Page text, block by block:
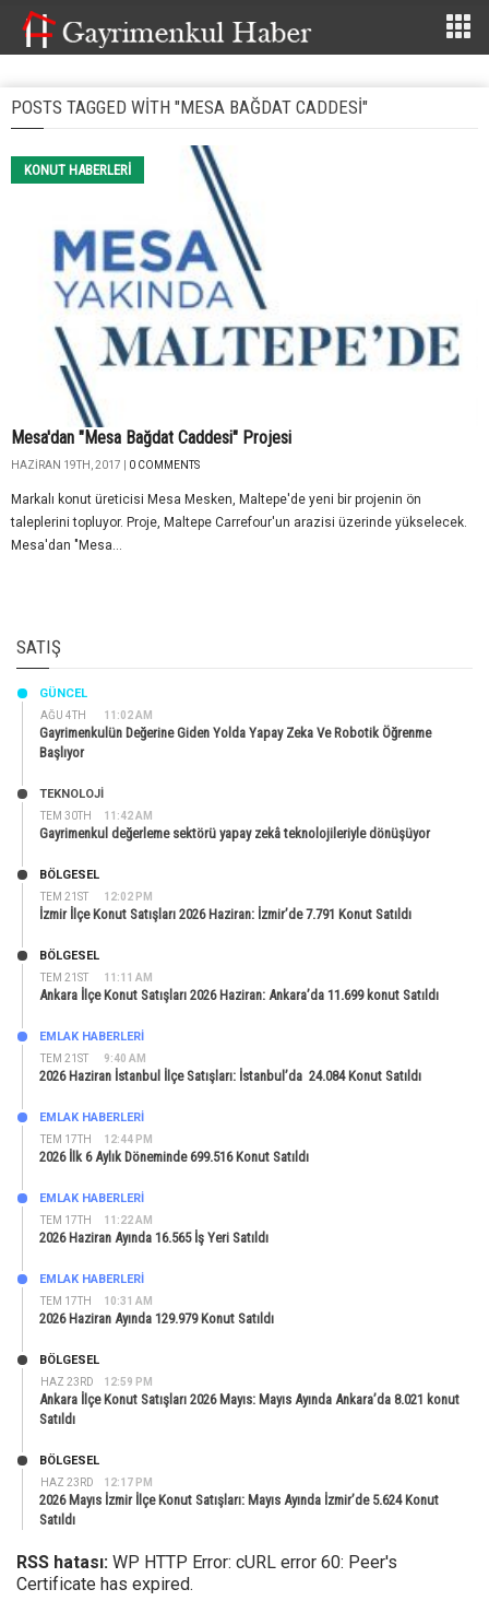
POSTS TAGGED WITH "MESA BAĞDAT CADDESI"
KONUT HABERLERI
Mesa'dan "Mesa Bağdat Caddesi" Projesi
HAZIRAN 19TH, 2017 | 0 COMMENTS
Markalı konut üreticisi Mesa Mesken, Maltepe'de yeni bir projenin ön
taleplerini topluyor. Proje, Maltepe Carrefour'un arazisi üzerinde yükselecek.
Mesa'dan "Mesa...
SATIŞ
AĞU 4TH 11:02 AM
GÜNCEL
Gayrimenkulün Değerine Giden Yolda Yapay Zeka Ve Robotik Öğrenme
Başlıyor
TEM 30TH 11:42 AM
TEKNOLOJİ
Gayrimenkul değerleme sektörü yapay zekâ teknolojileriyle dönüşüyor
TEM 21ST 12:02 PM
BÖLGESEL
İzmir İlçe Konut Satışları 2026 Haziran: İzmir’de 7.791 Konut Satıldı
TEM 21ST 11:11 AM
BÖLGESEL
Ankara İlçe Konut Satışları 2026 Haziran: Ankara’da 11.699 konut Satıldı
TEM 21ST 9:40 AM
EMLAK HABERLERI
2026 Haziran İstanbul İlçe Satışları: İstanbul’da 24.084 Konut Satıldı
TEM 17TH 12:44 PM
EMLAK HABERLERI
2026 İlk 6 Aylık Döneminde 699.516 Konut Satıldı
TEM 17TH 11:22 AM
EMLAK HABERLERI
2026 Haziran Ayında 16.565 İş Yeri Satıldı
TEM 17TH 10:31 AM
EMLAK HABERLERI
2026 Haziran Ayında 129.979 Konut Satıldı
HAZ 23RD 12:59 PM
BÖLGESEL
Ankara İlçe Konut Satışları 2026 Mayıs: Mayıs Ayında Ankara’da 8.021 konut
Satıldı
HAZ 23RD 12:17 PM
BÖLGESEL
2026 Mayıs İzmir İlçe Konut Satışları: Mayıs Ayında İzmir’de 5.624 Konut
Satıldı
RSS hatası: WP HTTP Error: cURL error 60: Peer's
Certificate has expired.